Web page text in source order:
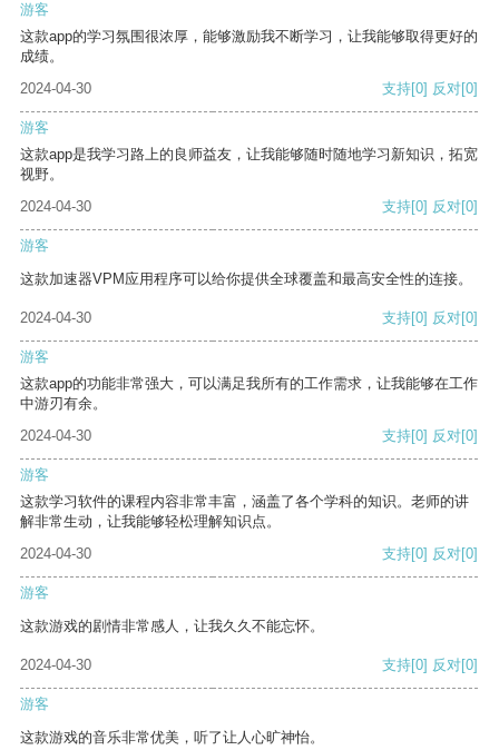
游客
这款app的学习氛围很浓厚，能够激励我不断学习，让我能够取得更好的
成绩。
2024-04-30
支持[0] 反对[0]
游客
这款app是我学习路上的良师益友，让我能够随时随地学习新知识，拓宽
视野。
2024-04-30
支持[0] 反对[0]
游客
这款加速器VPM应用程序可以给你提供全球覆盖和最高安全性的连接。
2024-04-30 支持[0] 反对[0]
游客
这款app的功能非常强大，可以满足我所有的工作需求，让我能够在工作
中游刃有余。
2024-04-30
支持[0] 反对[0]
游客
这款学习软件的课程内容非常丰富，涵盖了各个学科的知识。老师的讲
解非常生动，让我能够轻松理解知识点。
2024-04-30
支持[0] 反对[0]
游客
这款游戏的剧情非常感人，让我久久不能忘怀。
2024-04-30 支持[0] 反对[0]
游客
这款游戏的音乐非常优美，听了让人心旷神怡。